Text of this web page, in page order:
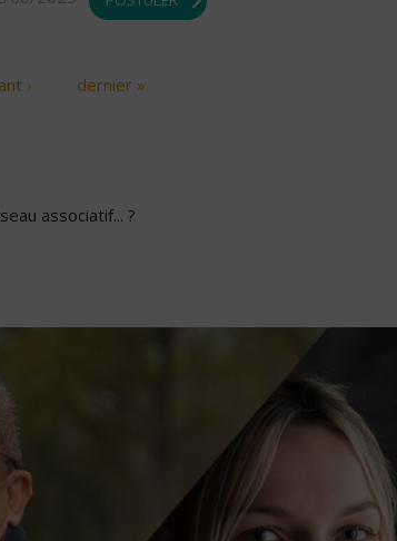
› dernier »
associatif... ?